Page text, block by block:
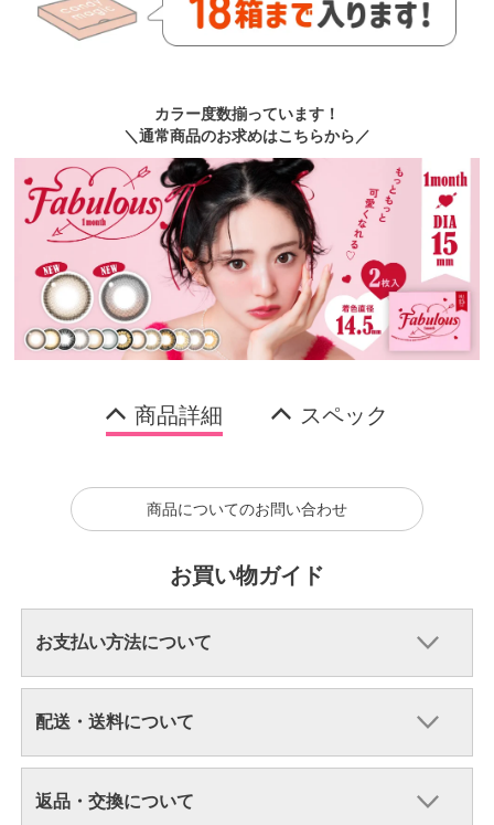
カラー度数揃っています！
＼通常商品のお求めはこちらから／
商品詳細 スペック
商品についてのお問い合わせ
お買い物ガイド
お支払い方法について
配送・送料について
返品・交換について